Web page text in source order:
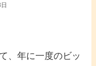
、年に一度のビッ